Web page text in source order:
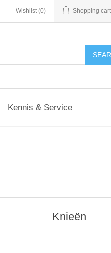
Wishlist (0) Shopping cart
Kennis & Service
Knieën